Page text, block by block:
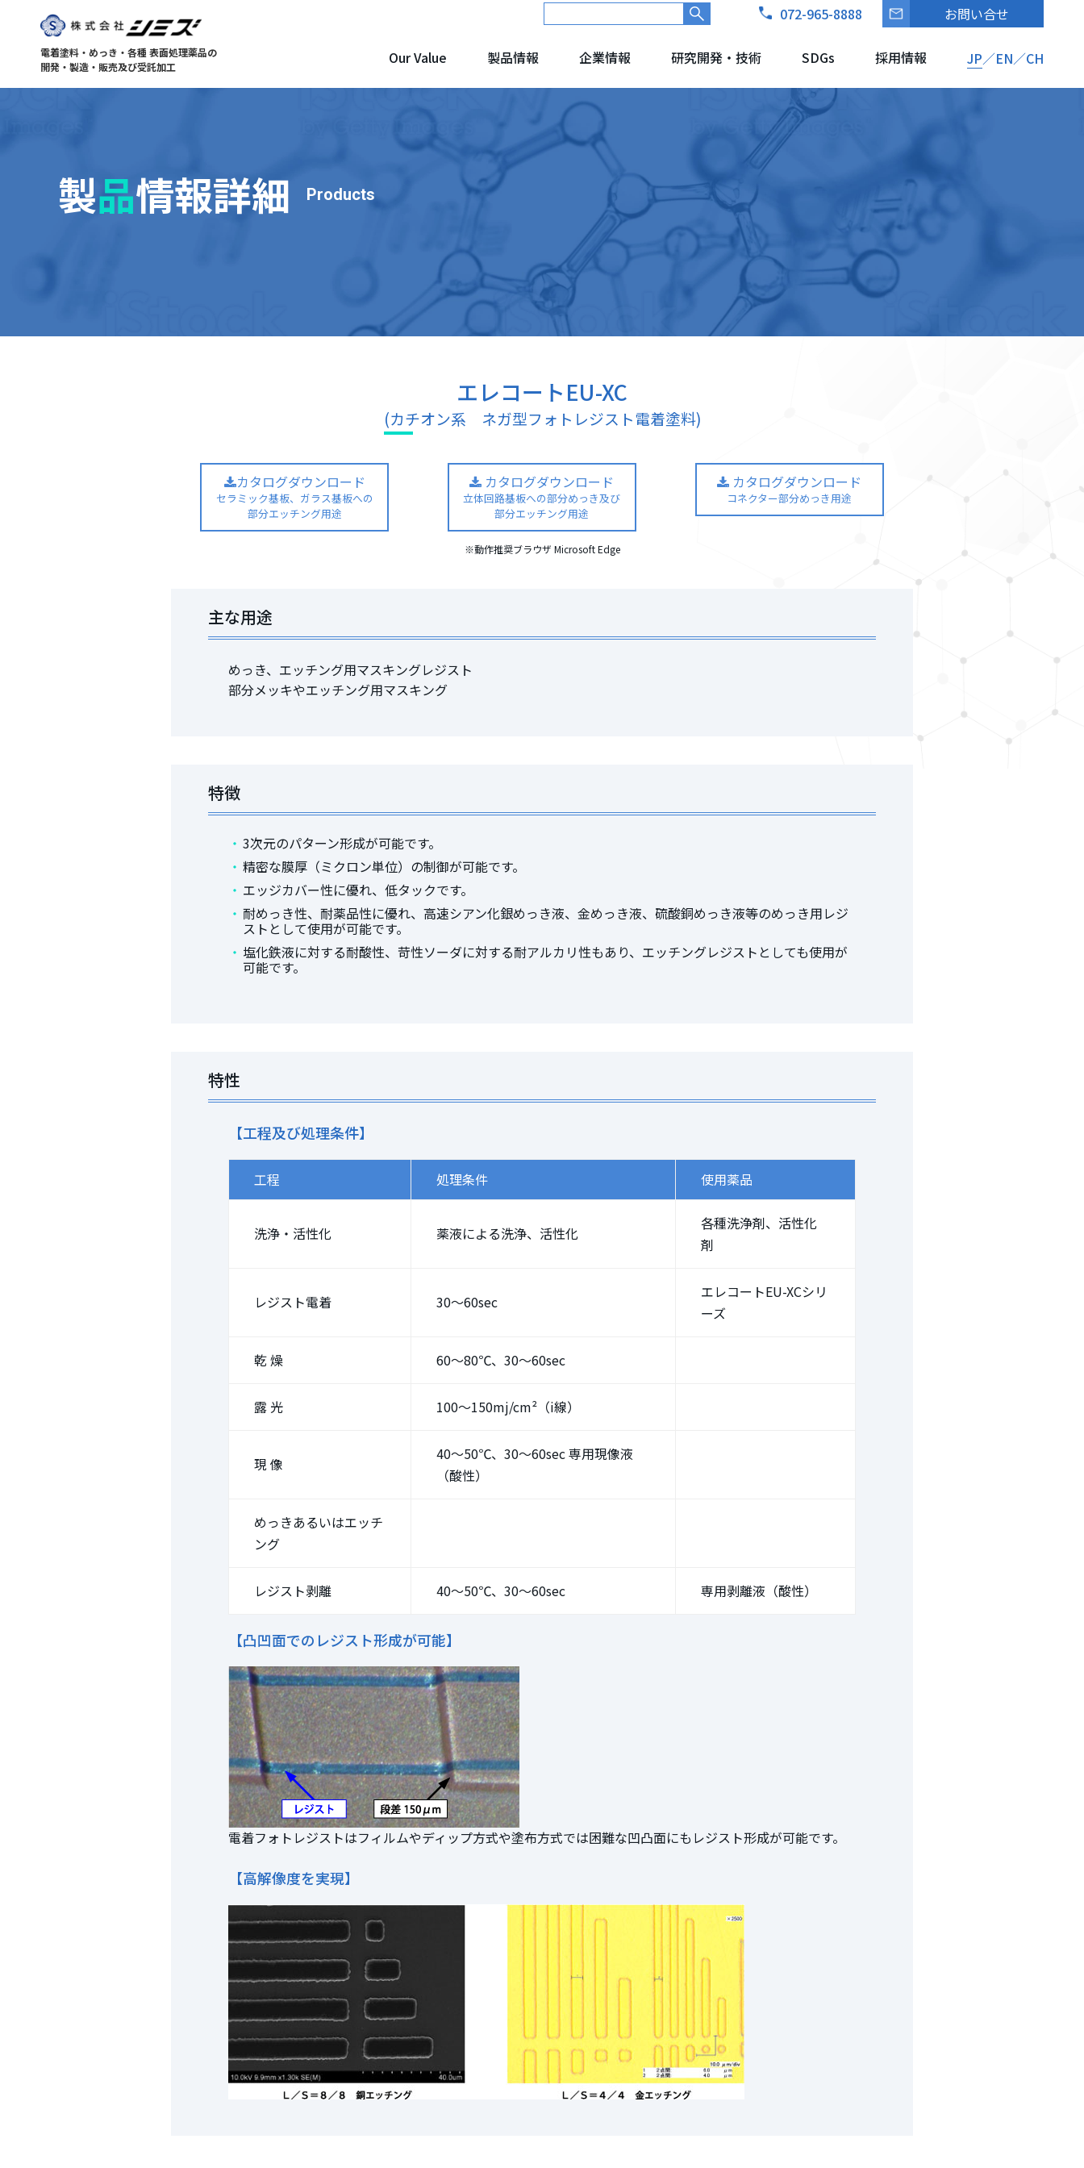
電着塗料・めっき・各種 表面処理薬品の
開発・製造・販売及び受託加工
072-965-8888 お問い合せ
Our Value 製品情報 企業情報 研究開発・技術 SDGs 採用情報 JP EN CH
製品情報詳細 Products
エレコートEU-XC
(カチオン系 ネガ型フォトレジスト電着塗料)
カタログダウンロード
セラミック基板、ガラス基板への
部分エッチング用途
カタログダウンロード
立体回路基板への部分めっき及び
部分エッチング用途
カタログダウンロード
コネクター部分めっき用途
※動作推奨ブラウザ Microsoft Edge
主な用途
めっき、エッチング用マスキングレジスト
部分メッキやエッチング用マスキング
特徴
3次元のパターン形成が可能です。
精密な膜厚（ミクロン単位）の制御が可能です。
エッジカバー性に優れ、低タックです。
耐めっき性、耐薬品性に優れ、高速シアン化銀めっき液、金めっき液、硫酸銅めっき液等のめっき用レジ
ストとして使用が可能です。
塩化鉄液に対する耐酸性、苛性ソーダに対する耐アルカリ性もあり、エッチングレジストとしても使用が
可能です。
特性
【工程及び処理条件】
工程 処理条件 使用薬品
洗浄・活性化 薬液による洗浄、活性化
各種洗浄剤、活性化
剤
レジスト電着 30～60sec
エレコートEU-XCシリ
ーズ
乾 燥 60～80℃、30～60sec
露 光 100～150mj/cm²（i線）
現 像
40～50℃、30～60sec 専用現像液
（酸性）
めっきあるいはエッチ
ング
レジスト剥離 40～50℃、30～60sec 専用剥離液（酸性）
【凸凹面でのレジスト形成が可能】
電着フォトレジストはフィルムやディップ方式や塗布方式では困難な凹凸面にもレジスト形成が可能です。
【高解像度を実現】